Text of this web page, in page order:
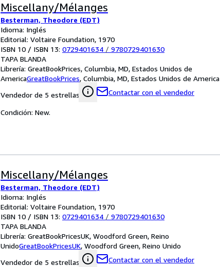
Miscellany/Mélanges
Besterman, Theodore (EDT)
Idioma: Inglés
Editorial: Voltaire Foundation, 1970
ISBN 10 / ISBN 13: 0729401634 / 9780729401630
TAPA BLANDA
Librería: GreatBookPrices, Columbia, MD, Estados Unidos de
AmericaGreatBookPrices, Columbia, MD, Estados Unidos de America
Vendedor de 5 estrellas
Contactar con el vendedor
Condición: New.
Miscellany/Mélanges
Besterman, Theodore (EDT)
Idioma: Inglés
Editorial: Voltaire Foundation, 1970
ISBN 10 / ISBN 13: 0729401634 / 9780729401630
TAPA BLANDA
Librería: GreatBookPricesUK, Woodford Green, Reino
UnidoGreatBookPricesUK, Woodford Green, Reino Unido
Vendedor de 5 estrellas
Contactar con el vendedor